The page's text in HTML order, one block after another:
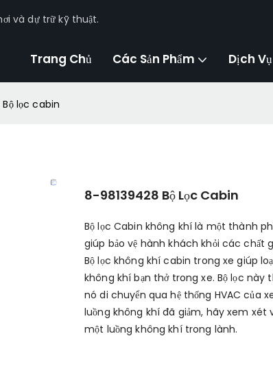
và dự trữ kỹ thuật.
Trang Chủ Các Sản Phẩm Dịch Vụ
lọc cabin
8-98139428 Bộ Lọc Cabin
Bộ lọc Cabin không khí là một thành
giúp bảo vệ hành khách khỏi các chất
Bộ lọc không khí cabin trong xe giúp
không khí bạn thở trong xe. Bộ lọc
nó di chuyển qua hệ thống HVAC của
luồng không khí đã giảm, hãy xem xét
một luồng không khí trong lành.